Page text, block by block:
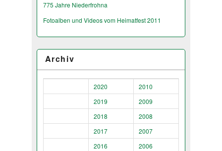
775 Jahre Niederfrohna
Fotoalben und Videos vom Heimatfest 2011
Archiv
2020
2010
2019
2009
2018
2008
2017
2007
2016
2006